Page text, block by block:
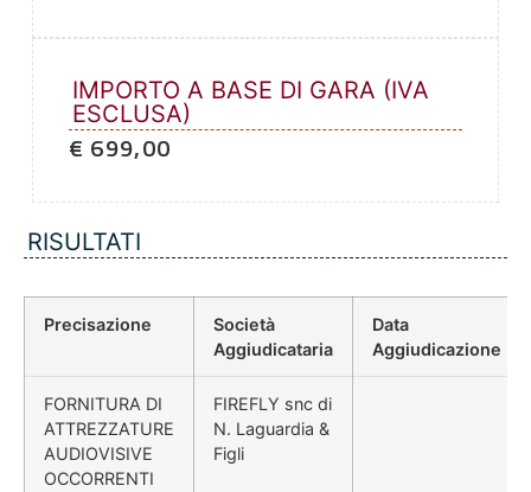
IMPORTO A BASE DI GARA (IVA
ESCLUSA)
€ 699,00
RISULTATI
Precisazione
Società
Aggiudicataria
Data
Aggiudicazione
FORNITURA DI
ATTREZZATURE
AUDIOVISIVE
OCCORRENTI
FIREFLY snc di
N. Laguardia &
Figli